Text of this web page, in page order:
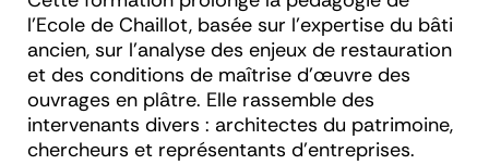
l’Ecole de Chaillot, basée sur l’expertise du bâti
ancien, sur l’analyse des enjeux de restauration
et des conditions de maîtrise d’œuvre des
ouvrages en plâtre. Elle rassemble des
intervenants divers : architectes du patrimoine,
chercheurs et représentants d’entreprises.